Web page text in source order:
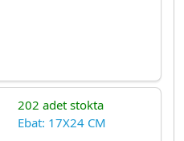
202 adet stokta
Ebat: 17X24 CM